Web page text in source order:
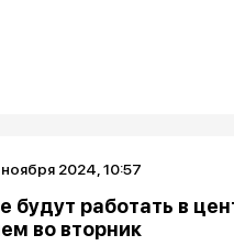
2024, 10:57
будут работать в
во вторник